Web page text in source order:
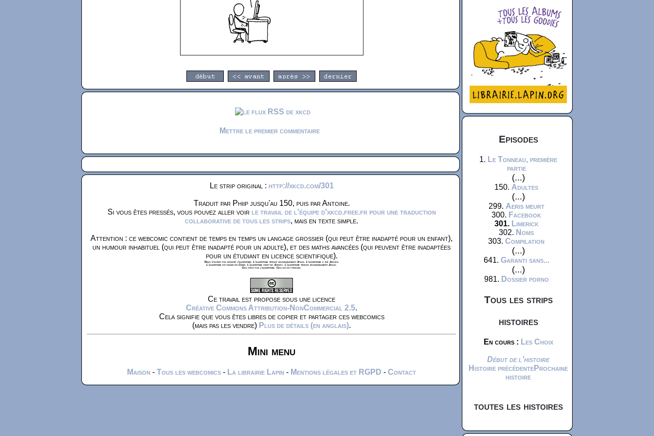
Mettre le premier commentaire
Le strip original : http://xkcd.com/301
Traduit par Phiip jusqu'au 150, puis par Antoine.
Si vous êtes pressés, vous pouvez aller voir le travail de l'équipe d'xkcd.free.fr pour une traduction
collaborative de tous les strips, mais en texte simple.
Attention : ce webcomic contient de temps en temps un langage grossier (qui peut être inadapté pour un enfant),
un humour inhabituel (qui peut être inadapté pour un adulte), et des maths avancées (qui peuvent être inadaptées
pour un étudiant en licence scientifique).
Nous n'avons pas inventé l'algorithme. L'algorithme trouve invariablement Jésus. L'algorithme a tué Jeeves.
L'algorithme est banni en Chine. L'algorithme vient de Jersey. L'algorithme trouve invariablement Jésus.
Ceci n'est pas l'algorithme. Ceci en est proche.
Ce travail est propose sous une licence
Créative Commons Attribution-NonCommercial 2.5.
Cela signifie que vous êtes libres de copier et partager ces webcomics
(mais pas les vendre) Plus de détails (en anglais).
Mini menu
Maison - Tous les webcomics - La librairie Lapin - Mentions légales et RGPD - Contact
Episodes
1. Le Tonneau, première
partie
(...)
150. Adultes
(...)
299. Aeris meurt
300. Facebook
301. Limerick
302. Noms
303. Compilation
(...)
641. Garanti sans...
(...)
981. Dossier porno
Tous les strips
histoires
En cours : Les Choix
Début de l'histoire
Histoire précédenteProchaine
histoire
toutes les histoires